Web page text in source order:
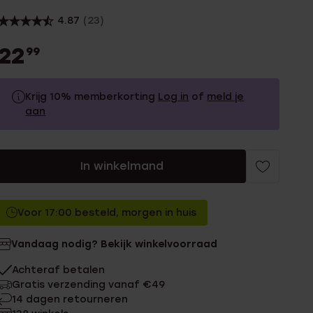
4.87 (23)
99
Krijg 10% memberkorting Log in of meld je
aan
22.99
Met memberkorting 20.69
In winkelmand
Voor 17:00 besteld, morgen in huis
Vandaag nodig? Bekijk winkelvoorraad
Achteraf betalen
Gratis verzending vanaf €49
14 dagen retourneren